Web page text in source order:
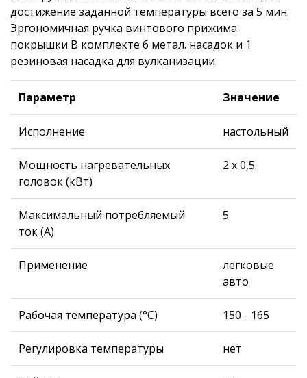
достижение заданной температуры всего за 5 мин.
Эргономичная ручка винтового прижима
покрышки В комплекте 6 метал. насадок и 1
резиновая насадка для вулканизации
Параметр Значение
Исполнение настольный
Мощность нагревательных
головок (кВт)
2 х 0,5
Максимальный потребляемый
ток (А)
5
Применение
легковые
авто
Рабочая температура (°С) 150 - 165
Регулировка температуры нет